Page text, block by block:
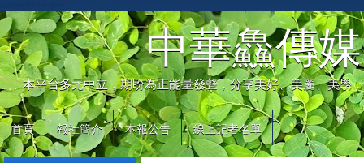
中華鱻傳媒
本平台多元中立，期盼為正能量發聲，分享美好、美麗、美學
首頁 報社簡介 本報公告 線上記者名單